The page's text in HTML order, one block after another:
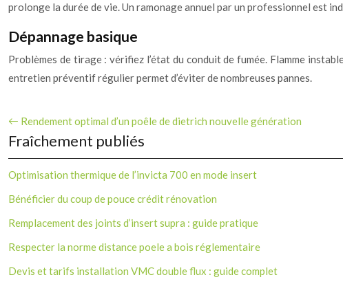
prolonge la durée de vie. Un ramonage annuel par un professionnel est
Dépannage basique
Problèmes de tirage : vérifiez l’état du conduit de fumée. Flamme
entretien préventif régulier permet d’éviter de nombreuses pannes.
Rendement optimal d’un poêle de dietrich nouvelle génération
Fraîchement publiés
Optimisation thermique de l’invicta 700 en mode insert
Bénéficier du coup de pouce crédit rénovation
Remplacement des joints d’insert supra : guide pratique
Respecter la norme distance poele a bois réglementaire
Devis et tarifs installation VMC double flux : guide complet